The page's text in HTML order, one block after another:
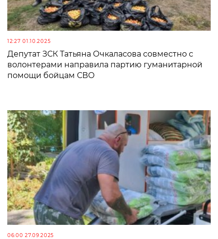
12:27 01.10.2025
Депутат ЗСК Татьяна Очкаласова совместно с
волонтерами направила партию гуманитарной
помощи бойцам СВО
06:00 27.09.2025